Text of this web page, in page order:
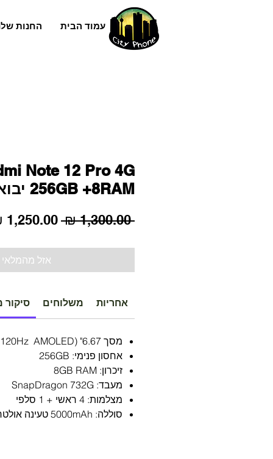
עמוד הבית החנות
Note 12 Pro 4G
256GB +8RAM יבואן רשמי
‏1,300.00 ‏₪
מחיר
אזל מהמלאי
סיקור משלוחים אחריות
מסך 6.67" (120Hz AMOLED)
אחסון פנימי: 256GB
זיכרון: 8GB RAM
מעבד: SnapDragon 732G
מצלמות: 4 ראשי + 1 סלפי
סוללה: 5000mAh טעינה אולטרה מהירה 67W